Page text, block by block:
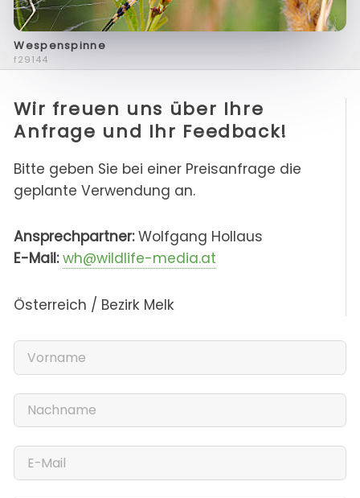
Wespenspinne
f29144
Wir freuen uns über Ihre
Anfrage und Ihr Feedback!
Bitte geben Sie bei einer Preisanfrage die
geplante Verwendung an.
Ansprechpartner:Wolfgang Hollaus
E-Mail: wh@wildlife-media.at
Österreich / Bezirk Melk